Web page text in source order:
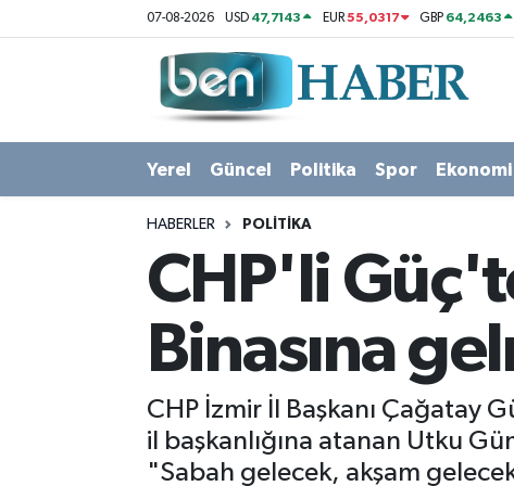
07-08-2026 USD 47,7143 EUR55,0317 GBP 64,2463
Yerel Güncel Politika Spor Ekonomi
HABERLER POLITIKA
CHP'li
Binasına
CHP İzmir İl Başkanı Çağatay
il başkanlığına atanan Utku
"Sabah gelecek, akşam
Politika
Kültür Sanat
Hava Durumu
Süper Lig Puan Durumu ve Fikstür
Son Dakika Haberleri
Haber Arşivi